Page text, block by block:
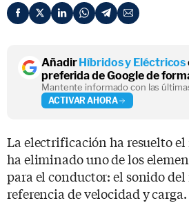
AñadirHíbridos y Eléctricos
preferida de Google de
Mantente informado con las
ACTIVAR AHORA
La electrificación ha resuelto
ha eliminado uno de los
para el conductor: el sonido
referencia de velocidad y carga.